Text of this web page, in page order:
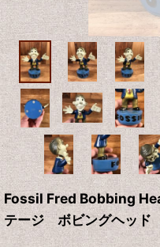
Fossil Fred Bobbing
テージ ボビングヘッ